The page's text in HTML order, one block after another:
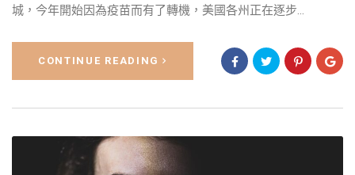
城，今年開始因為疫苗而有了轉機，美國各州正在逐步...
CONTINUE READING